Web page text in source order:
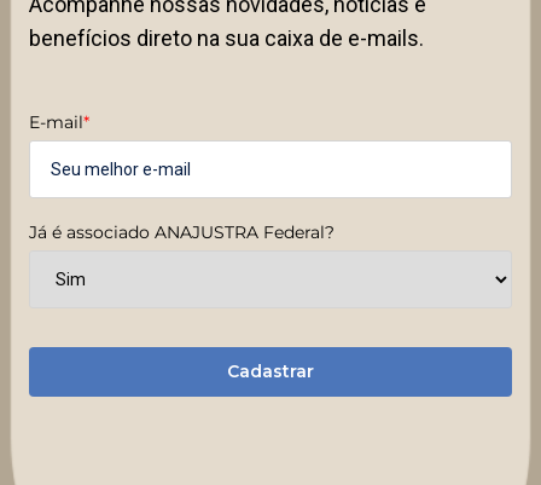
benefícios direto na sua caixa de e-mails.
E-mail*
Já é associado ANAJUSTRA Federal?
Cadastrar